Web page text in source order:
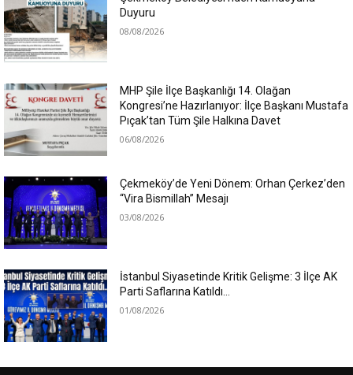
Duyuru
08/08/2026
MHP Şile İlçe Başkanlığı 14. Olağan
Kongresi’ne Hazırlanıyor: İlçe Başkanı Mustafa
Pıçak’tan Tüm Şile Halkına Davet
06/08/2026
Çekmeköy’de Yeni Dönem: Orhan Çerkez’den
“Vira Bismillah” Mesajı
03/08/2026
İstanbul Siyasetinde Kritik Gelişme: 3 İlçe AK
Parti Saflarına Katıldı…
01/08/2026